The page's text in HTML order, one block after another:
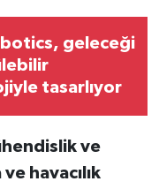
geleceği
tasarlıyor
ve
havacılık